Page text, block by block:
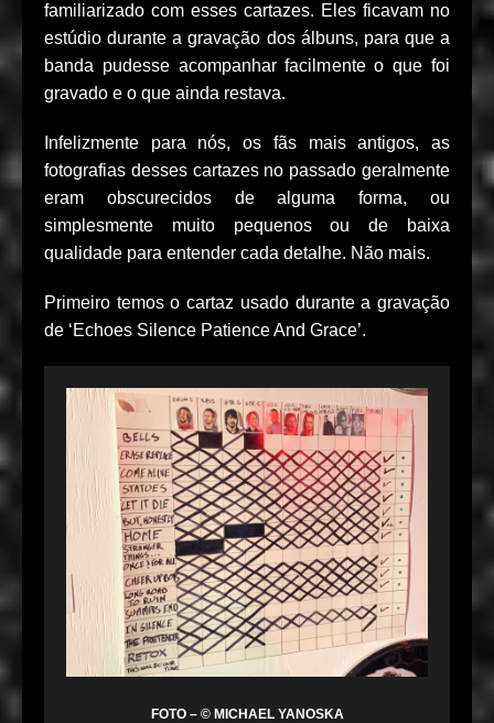
familiarizado com esses cartazes. Eles ficavam no
estúdio durante a gravação dos álbuns, para que a
banda pudesse acompanhar facilmente o que foi
gravado e o que ainda restava.
Infelizmente para nós, os fãs mais antigos, as
fotografias desses cartazes no passado geralmente
eram obscurecidos de alguma forma, ou
simplesmente muito pequenos ou de baixa
qualidade para entender cada detalhe. Não mais.
Primeiro temos o cartaz usado durante a gravação
de ‘Echoes Silence Patience And Grace’.
FOTO – © MICHAEL YANOSKA